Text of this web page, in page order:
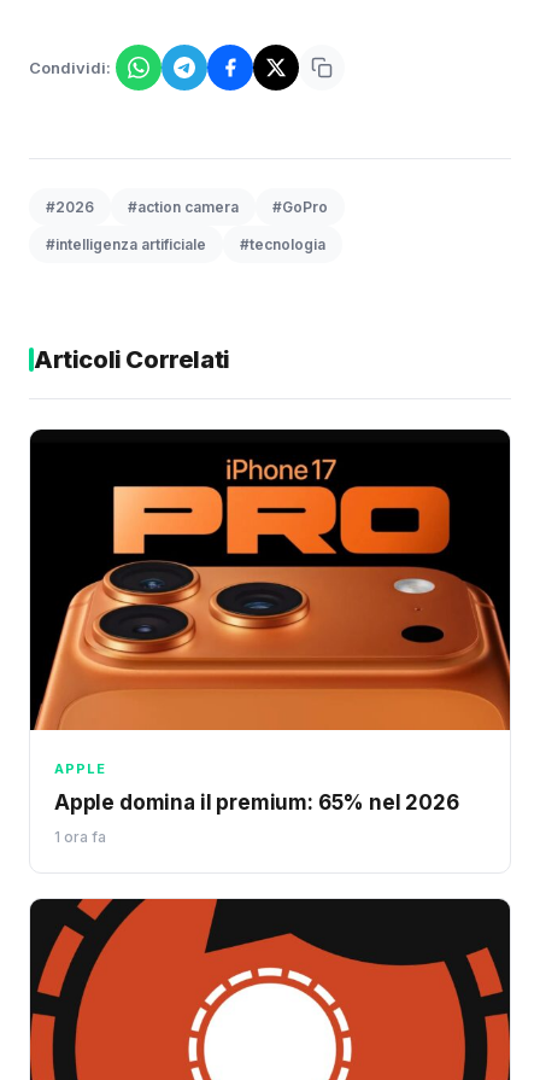
Condividi:
#2026 #action camera #GoPro
#intelligenza artificiale #tecnologia
Articoli Correlati
APPLE
Apple domina il premium: 65% nel 2026
1 ora fa